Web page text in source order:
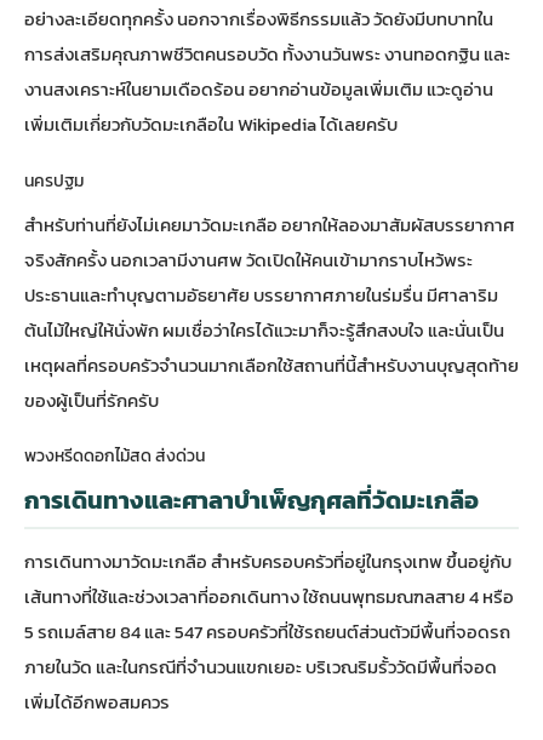
อย่างละเอียดทุกครั้ง นอกจากเรื่องพิธีกรรมแล้ว วัดยังมีบทบาทใน
การส่งเสริมคุณภาพชีวิตคนรอบวัด ทั้งงานวันพระ งานทอดกฐิน และ
งานสงเคราะห์ในยามเดือดร้อน อยากอ่านข้อมูลเพิ่มเติม แวะดูอ่าน
เพิ่มเติมเกี่ยวกับวัดมะเกลือใน Wikipediaได้เลยครับ
นครปฐม
สำหรับท่านที่ยังไม่เคยมาวัดมะเกลือ อยากให้ลองมาสัมผัสบรรยากาศ
จริงสักครั้ง นอกเวลามีงานศพ วัดเปิดให้คนเข้ามากราบไหว้พระ
ประธานและทำบุญตามอัธยาศัย บรรยากาศภายในร่มรื่น มีศาลาริม
ต้นไม้ใหญ่ให้นั่งพัก ผมเชื่อว่าใครได้แวะมาก็จะรู้สึกสงบใจ และนั่นเป็น
เหตุผลที่ครอบครัวจำนวนมากเลือกใช้สถานที่นี้สำหรับงานบุญสุดท้าย
ของผู้เป็นที่รักครับ
พวงหรีดดอกไม้สด ส่งด่วน
การเดินทางและศาลาบำเพ็ญกุศลที่วัดมะเกลือ
การเดินทางมาวัดมะเกลือ สำหรับครอบครัวที่อยู่ในกรุงเทพ ขึ้นอยู่กับ
เส้นทางที่ใช้และช่วงเวลาที่ออกเดินทาง ใช้ถนนพุทธมณฑลสาย 4 หรือ
5 รถเมล์สาย 84 และ 547 ครอบครัวที่ใช้รถยนต์ส่วนตัวมีพื้นที่จอดรถ
ภายในวัด และในกรณีที่จำนวนแขกเยอะ บริเวณริมรั้ววัดมีพื้นที่จอด
เพิ่มได้อีกพอสมควร